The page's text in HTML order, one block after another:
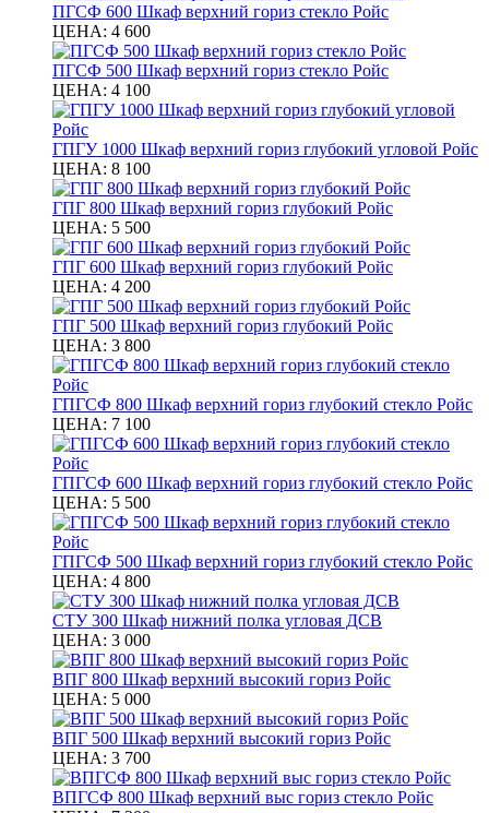
ПГСФ 600 Шкаф верхний гориз стекло Ройс
ЦЕНА: 4 600
ПГСФ 500 Шкаф верхний гориз стекло Ройс
ЦЕНА: 4 100
ГПГУ 1000 Шкаф верхний гориз глубокий угловой Ройс
ЦЕНА: 8 100
ГПГ 800 Шкаф верхний гориз глубокий Ройс
ЦЕНА: 5 500
ГПГ 600 Шкаф верхний гориз глубокий Ройс
ЦЕНА: 4 200
ГПГ 500 Шкаф верхний гориз глубокий Ройс
ЦЕНА: 3 800
ГПГСФ 800 Шкаф верхний гориз глубокий стекло Ройс
ЦЕНА: 7 100
ГПГСФ 600 Шкаф верхний гориз глубокий стекло Ройс
ЦЕНА: 5 500
ГПГСФ 500 Шкаф верхний гориз глубокий стекло Ройс
ЦЕНА: 4 800
СТУ 300 Шкаф нижний полка угловая ДСВ
ЦЕНА: 3 000
ВПГ 800 Шкаф верхний высокий гориз Ройс
ЦЕНА: 5 000
ВПГ 500 Шкаф верхний высокий гориз Ройс
ЦЕНА: 3 700
ВПГСФ 800 Шкаф верхний выс гориз стекло Ройс